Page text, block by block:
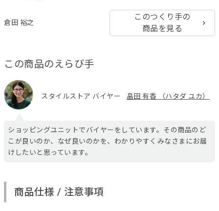
倉田 裕之
このつくり手の
商品を見る
この商品のえらび手
スタイルストア バイヤー 畠田 有香 （ハタダ ユカ）
ショッピングユニットでバイヤーをしています。その商品のど
こが良いのか、なぜ良いのかを、わかりやすくみなさまにお届
けしたいと思っています。
商品仕様 / 注意事項